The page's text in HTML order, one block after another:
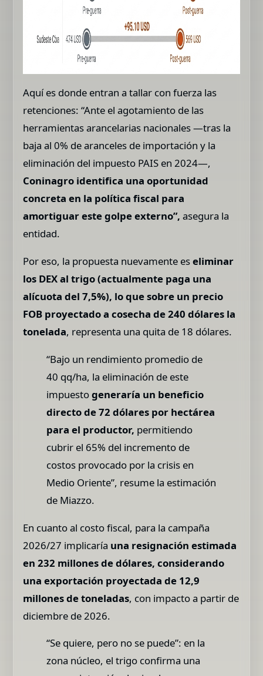
Aquí es donde entran a tallar con fuerza las
retenciones: “Ante el agotamiento de las
herramientas arancelarias nacionales —tras la
baja al 0% de aranceles de importación y la
eliminación del impuesto PAIS en 2024—,
Coninagro identifica una oportunidad
concreta en la política fiscal para
amortiguar este golpe externo”, asegura la
entidad.
Por eso, la propuesta nuevamente eseliminar
los DEX al trigo (actualmente paga una
alícuota del 7,5%), lo que sobre un precio
FOB proyectado a cosecha de 240 dólares la
tonelada, representa una quita de 18 dólares.
“Bajo un rendimiento promedio de
40 qq/ha, la eliminación de este
impuestogeneraría un beneficio
directo de 72 dólares por hectárea
para el productor, permitiendo
cubrir el 65% del incremento de
costos provocado por la crisis en
Medio Oriente”, resume la estimación
de Miazzo.
En cuanto al costo fiscal, para la campaña
2026/27 implicaría una resignación estimada
en 232 millones de dólares, considerando
una exportación proyectada de 12,9
millones de toneladas, con impacto a partir de
diciembre de 2026.
“Se quiere, pero no se puede”: en la
zona núcleo, el trigo confirma una